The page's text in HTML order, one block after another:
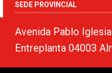
SEDE PROVINCIAL
Avenida Pablo
Entreplanta 04003